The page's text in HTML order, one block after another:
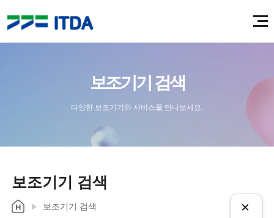
보조기기 검색
다양한 보조기기와 서비스를 만나보세요.
보조기기 검색
보조기기 검색 ×